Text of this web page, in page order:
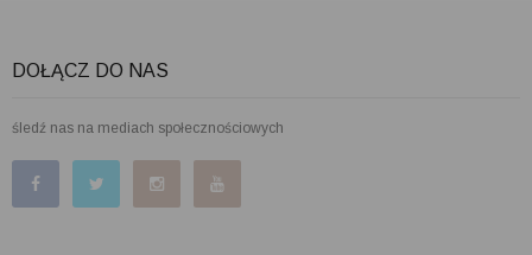
DOŁĄCZ DO NAS
śledź nas na mediach społecznościowych